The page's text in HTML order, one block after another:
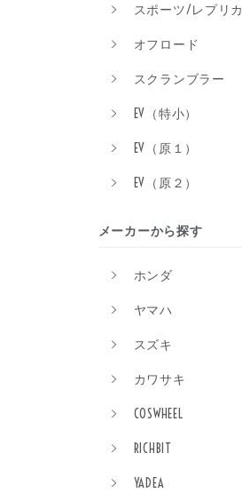
スポーツ/レプリカ
オフロード
スクランブラー
EV（特小）
EV（原１）
EV（原２）
メーカーから探す
ホンダ
ヤマハ
スズキ
カワサキ
COSWHEEL
RICHBIT
YADEA